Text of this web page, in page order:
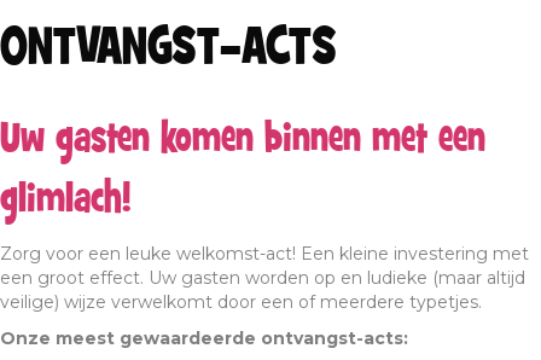
ONTVANGST-ACTS
Uw gasten komen binnen met een
glimlach!
Zorg voor een leuke welkomst-act! Een kleine investering met
een groot effect. Uw gasten worden op en ludieke (maar altijd
veilige) wijze verwelkomt door een of meerdere typetjes.
Onze meest gewaardeerde ontvangst-acts: